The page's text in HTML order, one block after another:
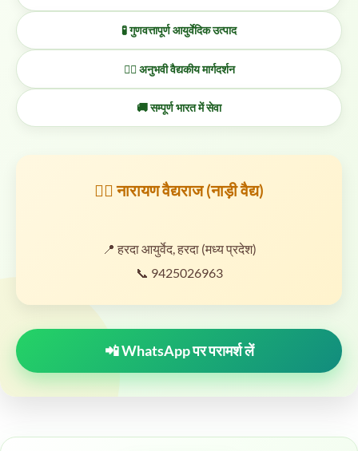
🧪 गुणवत्तापूर्ण आयुर्वेदिक उत्पाद
👨‍⚕️ अनुभवी वैद्यकीय मार्गदर्शन
🚚 सम्पूर्ण भारत में सेवा
👨‍⚕️ नारायण वैद्यराज (नाड़ी वैद्य)
📍 हरदा आयुर्वेद, हरदा (मध्य प्रदेश)
📞 9425026963
📲 WhatsApp पर परामर्श लें